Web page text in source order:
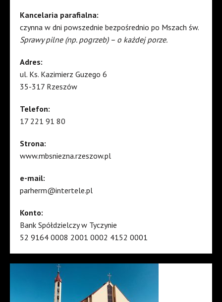
Kancelaria parafialna:
czynna w dni powszednie bezpośrednio po Mszach św.
Sprawy pilne (np. pogrzeb) – o każdej porze.
Adres:
ul. Ks. Kazimierz Guzego 6
35-317 Rzeszów
Telefon:
17 221 91 80
Strona:
www.mbsniezna.rzeszow.pl
e-mail:
parherm@intertele.pl
Konto:
Bank Spółdzielczy w Tyczynie
52 9164 0008 2001 0002 4152 0001